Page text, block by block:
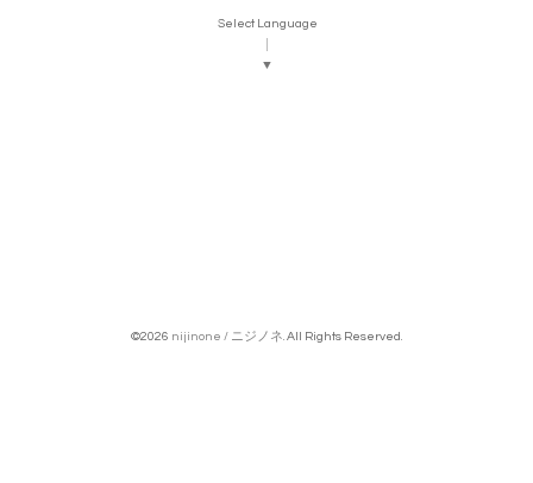
Select Language
▼
©2026 nijinone / ニジノネ. All Rights Reserved.